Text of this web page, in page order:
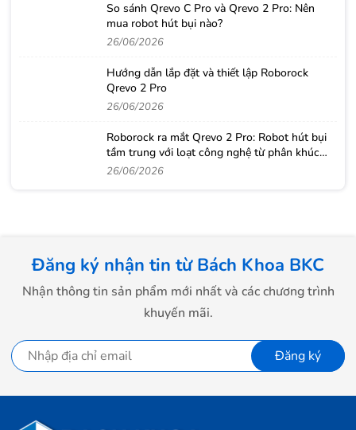
So sánh Qrevo C Pro và Qrevo 2 Pro: Nên
mua robot hút bụi nào?
26/06/2026
Hướng dẫn lắp đặt và thiết lập Roborock
Qrevo 2 Pro
26/06/2026
Roborock ra mắt Qrevo 2 Pro: Robot hút bụi
tầm trung với loạt công nghệ từ phân khúc
cao cấp
26/06/2026
Đăng ký nhận tin từ Bách Khoa BKC
Nhận thông tin sản phẩm mới nhất và các chương trình
khuyến mãi.
Đăng ký